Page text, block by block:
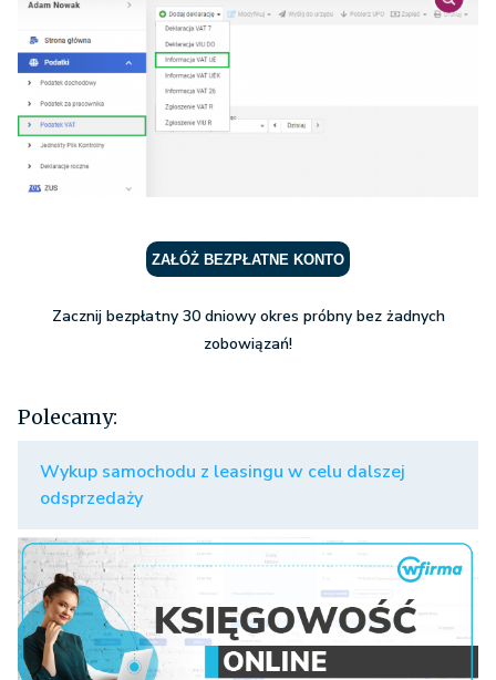
ZAŁÓŻ BEZPŁATNE KONTO
Zacznij bezpłatny 30 dniowy okres próbny bez żadnych
zobowiązań!
Polecamy:
Wykup samochodu z leasingu w celu dalszej
odsprzedaży